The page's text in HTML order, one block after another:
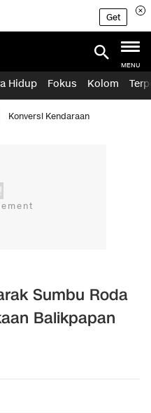
Get
MENU
Hidup Fokus Kolom
Konversi Kendaraan
Sumbu Roda
Balikpapan